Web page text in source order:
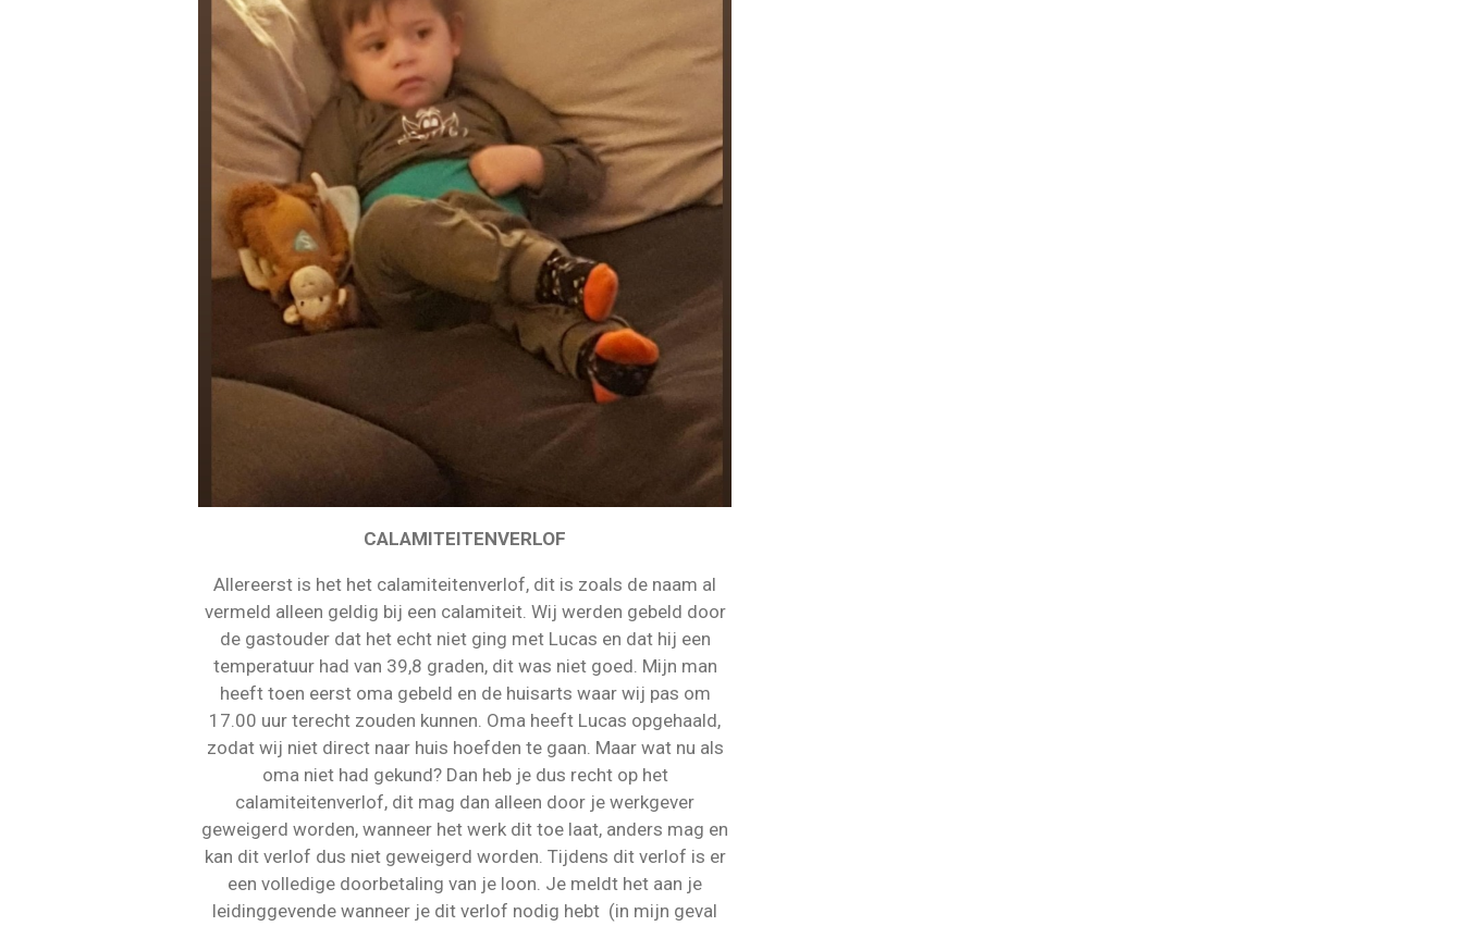
CALAMITEITENVERLOF
Allereerst is het het calamiteitenverlof, dit is zoals de naam al
vermeld alleen geldig bij een calamiteit. Wij werden gebeld door
de gastouder dat het echt niet ging met Lucas en dat hij een
temperatuur had van 39,8 graden, dit was niet goed. Mijn man
heeft toen eerst oma gebeld en de huisarts waar wij pas om
17.00 uur terecht zouden kunnen. Oma heeft Lucas opgehaald,
zodat wij niet direct naar huis hoefden te gaan. Maar wat nu als
oma niet had gekund? Dan heb je dus recht op het
calamiteitenverlof, dit mag dan alleen door je werkgever
geweigerd worden, wanneer het werk dit toe laat, anders mag en
kan dit verlof dus niet geweigerd worden. Tijdens dit verlof is er
een volledige doorbetaling van je loon. Je meldt het aan je
leidinggevende wanneer je dit verlof nodig hebt (in mijn geval